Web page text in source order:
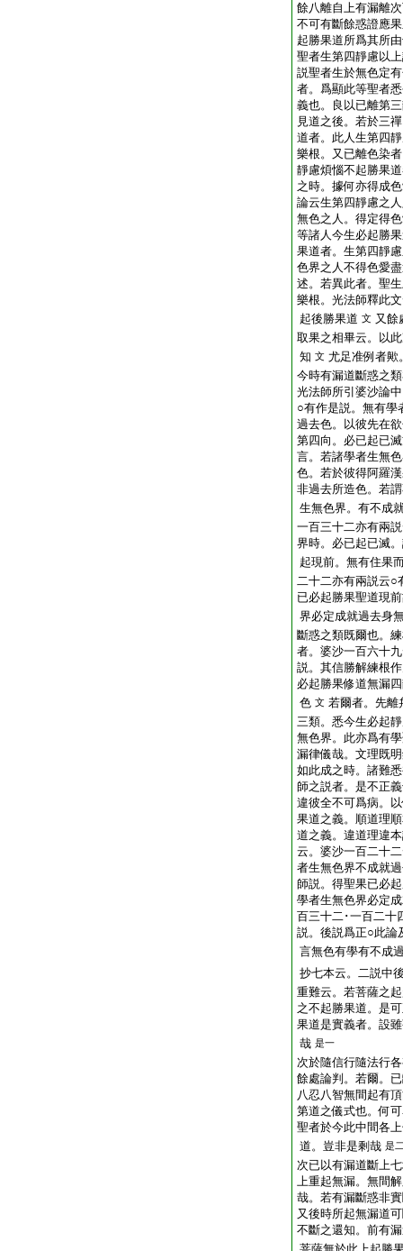
餘八離自上有漏離
不可有斷餘惑證應
起勝果道所爲其所
聖者生第四靜慮以
説聖者生於無色定
者。爲顯此等聖者
義也。良以已離第
見道之後。若於三
道者。此人生第四
樂根。又已離色染
靜慮煩惱不起勝果
之時。據何亦得成
論云生第四靜慮之
無色之人。得定得
等諸人今生必起勝
果道者。生第四靜
色界之人不得色愛
述。若異此者。聖
樂根。光法師釋此
起後勝果道 文 又餘
取果之相畢云。以
知 文 尤足准例者歟
今時有漏道斷惑之
光法師所引婆沙論
○有作是説。無有學
過去色。以彼先在
第四向。必已起已
言。若諸學者生無
色。若於彼得阿羅
非過去所造色。若
生無色界。有不成
一百三十二亦有兩
界時。必已起已滅
起現前。無有住果
二十二亦有兩説云○
已必起勝果聖道現
界必定成就過去身
斷惑之類既爾也。
者。婆沙一百六十
説。其信勝解練根
必起勝果修道無漏
色 文 若爾者。先離
三類。悉今生必起
無色界。此亦爲有
漏律儀哉。文理既
如此成之時。諸難
師之説者。是不正
違彼全不可爲病。
果道之義。順道理
道之義。違道理違
云。婆沙一百二十
者生無色界不成就
師説。得聖果已必
學者生無色界必定
百三十二･一百二十
説。後説爲正○此論
言無色有學有不成
抄七本云。二説中
重難云。若菩薩之
之不起勝果道。是
果道是實義者。設
哉 是一
次於隨信行隨法行
餘處論判。若爾。
八忍八智無間起有
第道之儀式也。何
聖者於今此中間各
道。豈非是剩哉 是
次已以有漏道斷上
上重起無漏。無間
哉。若有漏斷惑非
又後時所起無漏道
不斷之還知。前有